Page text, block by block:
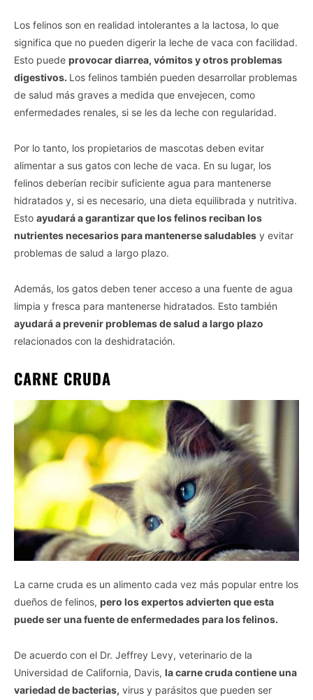
Los felinos son en realidad intolerantes a la lactosa, lo que
significa que no pueden digerir la leche de vaca con facilidad.
Esto puede provocar diarrea, vómitos y otros problemas
digestivos. Los felinos también pueden desarrollar problemas
de salud más graves a medida que envejecen, como
enfermedades renales, si se les da leche con regularidad.
Por lo tanto, los propietarios de mascotas deben evitar
alimentar a sus gatos con leche de vaca. En su lugar, los
felinos deberían recibir suficiente agua para mantenerse
hidratados y, si es necesario, una dieta equilibrada y nutritiva.
Esto ayudará a garantizar que los felinos reciban los
nutrientes necesarios para mantenerse saludables y evitar
problemas de salud a largo plazo.
Además, los gatos deben tener acceso a una fuente de agua
limpia y fresca para mantenerse hidratados. Esto también
ayudará a prevenir problemas de salud a largo plazo
relacionados con la deshidratación.
CARNE CRUDA
La carne cruda es un alimento cada vez más popular entre los
dueños de felinos, pero los expertos advierten que esta
puede ser una fuente de enfermedades para los felinos.
De acuerdo con el Dr. Jeffrey Levy, veterinario de la
Universidad de California, Davis, la carne cruda contiene una
variedad de bacterias, virus y parásitos que pueden ser